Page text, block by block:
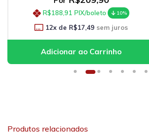
R$188,91 PIX/boleto 10%
12x de R$17,49 sem juros
Produtos relacionados